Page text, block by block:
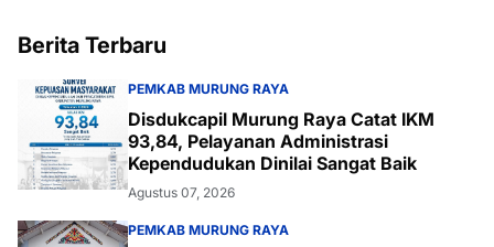
Berita Terbaru
PEMKAB MURUNG RAYA
Disdukcapil Murung Raya Catat IKM
93,84, Pelayanan Administrasi
Kependudukan Dinilai Sangat Baik
Agustus 07, 2026
PEMKAB MURUNG RAYA